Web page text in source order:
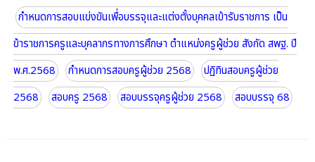
กำหนดการสอบแข่งขันเพื่อบรรจุและแต่งตั้งบุคคลเข้ารับราชการ เป็น
ข้าราชการครูและบุคลากรทางการศึกษา ตำแหน่งครูผู้ช่วย สังกัด สพฐ. ปี
พ.ศ.2568
กำหนดการสอบครูผู้ช่วย 2568
ปฏิทินสอบครูผู้ช่วย
2568
สอบครู 2568 สอบบรรจุครูผู้ช่วย 2568 สอบบรรจุ 68